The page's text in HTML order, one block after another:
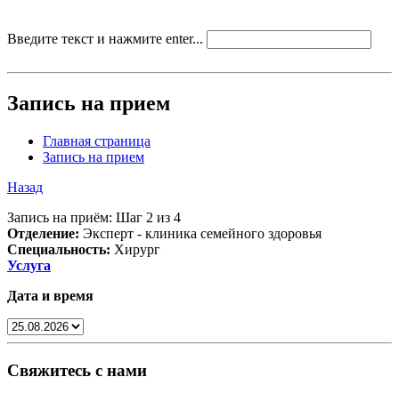
Введите текст и нажмите enter...
Запись на прием
Главная страница
Запись на прием
Назад
Запись на приём: Шаг 2 из 4
Отделение: Эксперт - клиника семейного здоровья
Специальность: Хирург
Услуга
Дата и время
Свяжитесь с нами